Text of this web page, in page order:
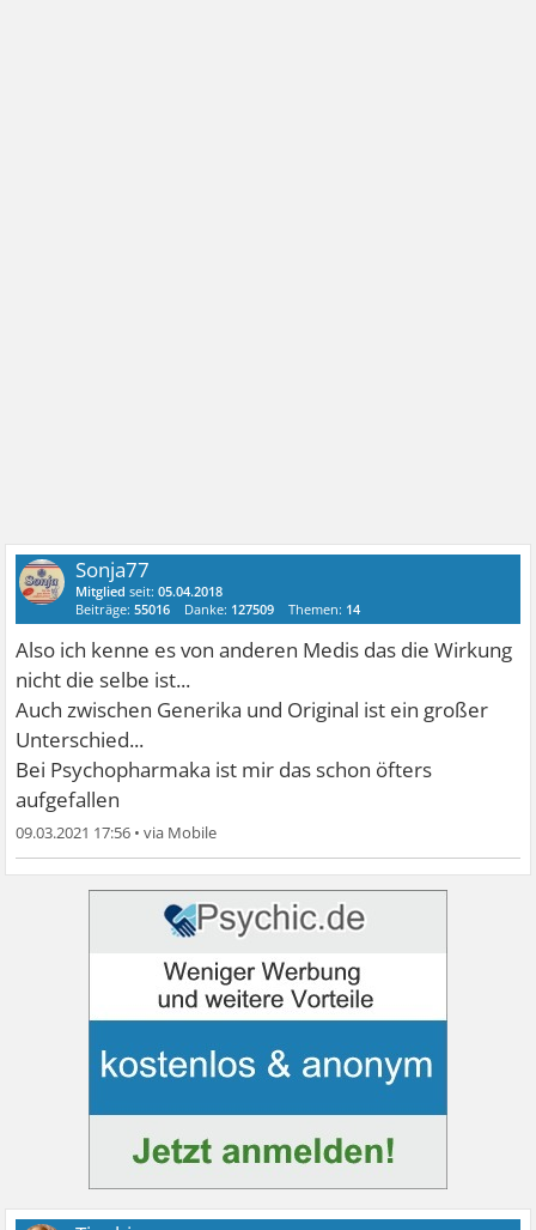
Sonja77
Mitglied seit:05.04.2018
Beiträge:55016 Danke: 127509 Themen: 14
Also ich kenne es von anderen Medis das die Wirkung
nicht die selbe ist...
Auch zwischen Generika und Original ist ein großer
Unterschied...
Bei Psychopharmaka ist mir das schon öfters
aufgefallen
09.03.2021 17:56 •